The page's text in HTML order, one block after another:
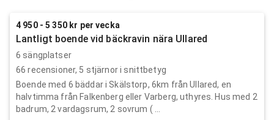
4 950 - 5 350 kr per vecka
Lantligt boende vid bäckravin nära Ullared
6 sängplatser
66 recensioner, 5 stjärnor i snittbetyg
Boende med 6 bäddar i Skälstorp, 6km från Ullared, en
halvtimma från Falkenberg eller Varberg, uthyres. Hus med 2
badrum, 2 vardagsrum, 2 sovrum ( ...